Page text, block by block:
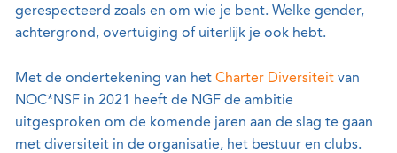
gerespecteerd zoals en om wie je bent. Welke gender,
achtergrond, overtuiging of uiterlijk je ook hebt.
Met de ondertekening van het Charter Diversiteit van
NOC*NSF in 2021 heeft de NGF de ambitie
uitgesproken om de komende jaren aan de slag te gaan
met diversiteit in de organisatie, het bestuur en clubs.